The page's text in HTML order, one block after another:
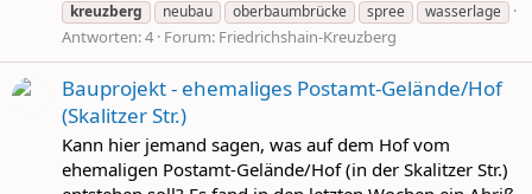
kreuzberg
neubau oberbaumbrücke spree wasserlage
Antworten: 4 Forum: Friedrichshain-Kreuzberg
Bauprojekt - ehemaliges Postamt-Gelände/Hof
(Skalitzer Str.)
Kann hier jemand sagen, was auf dem Hof vom
ehemaligen Postamt-Gelände/Hof (in der Skalitzer Str.)